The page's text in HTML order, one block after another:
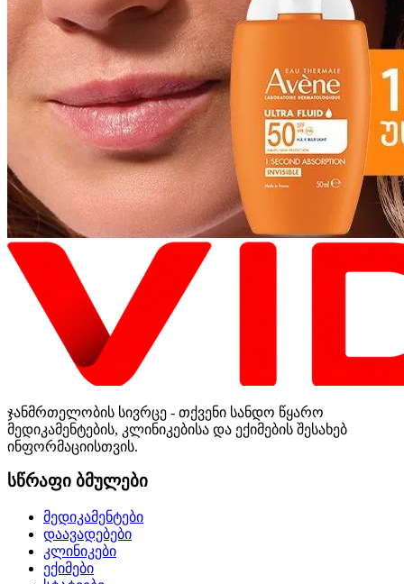
ჯანმრთელობის სივრცე - თქვენი სანდო წყარო
მედიკამენტების, კლინიკებისა და ექიმების შესახებ
ინფორმაციისთვის.
სწრაფი ბმულები
მედიკამენტები
დაავადებები
კლინიკები
ექიმები